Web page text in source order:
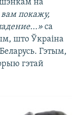
на
вам покажу,
са
што Ўкраіна
Гэтым,
гэтай